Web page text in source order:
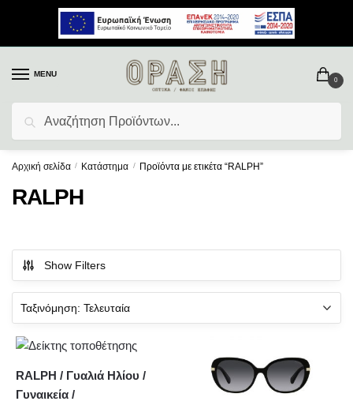
MENU
Αναζήτηση
0
Αρχική σελίδα / Κατάστημα / Προϊόντα με ετικέτα “RALPH”
RALPH
Show Filters
RALPH / Γυαλιά Ηλίου /
Γυναικεία /